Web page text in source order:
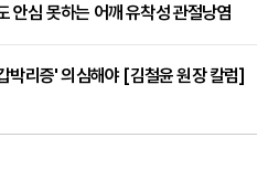
심 못하는 어깨 유착성 관절낭염
박리증' 의심해야 [김철윤 원장 칼럼]